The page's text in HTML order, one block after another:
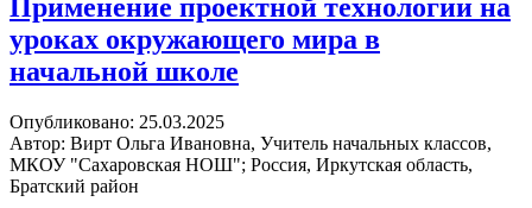
Применение проектной технологии на
уроках окружающего мира в
начальной школе
Опубликовано: 25.03.2025
Автор: Вирт Ольга Ивановна, Учитель начальных классов,
МКОУ "Сахаровская НОШ"; Россия, Иркутская область,
Братский район